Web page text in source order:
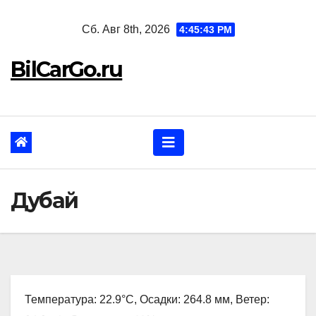
Сб. Авг 8th, 2026 4:45:45 PM
BilCarGo.ru
Дубай
Температура: 22.9°C, Осадки: 264.8 мм, Ветер: